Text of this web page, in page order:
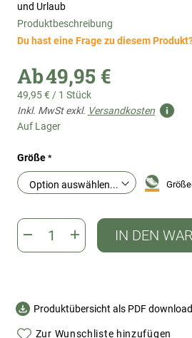
und Urlaub
Produktbeschreibung
Du hast eine Frage zu diesem
Ab49,95 €
49,95 € / 1 Stück
Inkl. MwSt exkl. Versandkosten
Auf Lager
Größe
IN DEN
Produktübersicht als PDF
Zur Wunschliste hinzufügen